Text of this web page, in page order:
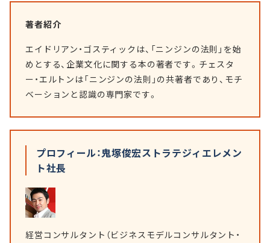
著者紹介
エイドリアン・ゴスティックは、「ニンジンの法則」を始
めとする、企業文化に関する本の著者です。チェスタ
ー・エルトンは「ニンジンの法則」の共著者であり、モチ
ベーションと認識の専門家です。
プロフィール：鬼塚俊宏ストラテジィエレメン
ト社長
経営コンサルタント（ビジネスモデルコンサルタント・